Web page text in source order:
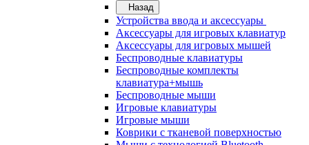
Назад
Устройства ввода и аксессуары
Аксессуары для игровых клавиатур
Аксессуары для игровых мышей
Беспроводные клавиатуры
Беспроводные комплекты
клавиатура+мышь
Беспроводные мыши
Игровые клавиатуры
Игровые мыши
Коврики с тканевой поверхностью